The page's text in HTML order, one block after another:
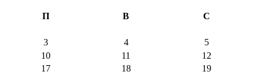
П В С
3 4
5
10
11
12
17
18
19